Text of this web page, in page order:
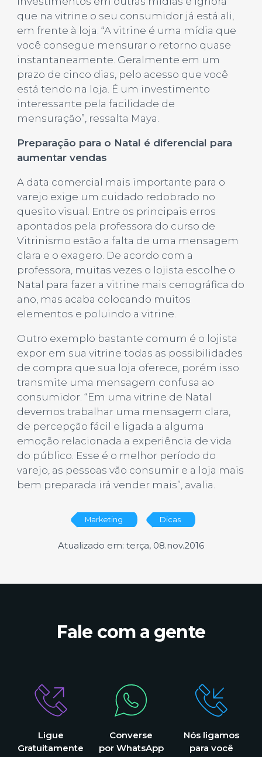
que na vitrine o seu consumidor já está ali,
em frente à loja. “A vitrine é uma mídia que
você consegue mensurar o retorno quase
instantaneamente. Geralmente em um
prazo de cinco dias, pelo acesso que você
está tendo na loja. É um investimento
interessante pela facilidade de
mensuração”, ressalta Maya.
Preparação para o Natal é diferencial para
aumentar vendas
A data comercial mais importante para o
varejo exige um cuidado redobrado no
quesito visual. Entre os principais erros
apontados pela professora do curso de
Vitrinismo estão a falta de uma mensagem
clara e o exagero. De acordo com a
professora, muitas vezes o lojista escolhe o
Natal para fazer a vitrine mais cenográfica do
ano, mas acaba colocando muitos
elementos e poluindo a vitrine.
Outro exemplo bastante comum é o lojista
expor em sua vitrine todas as possibilidades
de compra que sua loja oferece, porém isso
transmite uma mensagem confusa ao
consumidor. “Em uma vitrine de Natal
devemos trabalhar uma mensagem clara,
de percepção fácil e ligada a alguma
emoção relacionada a experiência de vida
do público. Esse é o melhor período do
varejo, as pessoas vão consumir e a loja mais
bem preparada irá vender mais”, avalia.
Marketing Dicas
Atualizado em: terça, 08.nov.2016
Fale com a gente
Ligue
Gratuitamente
Converse
por WhatsApp
Nós ligamos
para você